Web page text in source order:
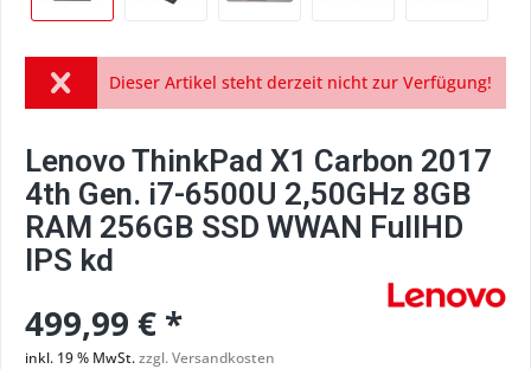
Dieser Artikel steht derzeit nicht zur Verfügung!
Lenovo ThinkPad X1 Carbon 2017
4th Gen. i7-6500U 2,50GHz 8GB
RAM 256GB SSD WWAN FullHD
IPS kd
499,99 € *
inkl. 19 % MwSt.zzgl. Versandkosten